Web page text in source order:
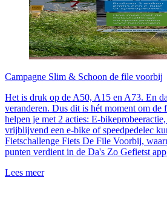
Campagne Slim & Schoon de file voorbij
Het is druk op de A50, A15 en A73. En
veranderen. Dus dit is hét moment om
helpen je met 2 acties: E-
vrijblijvend een e-bike of speedpedelec
Fietschallenge Fiets De File Voorbij,
punten verdient in de Da's Zo Gefietst
Lees meer